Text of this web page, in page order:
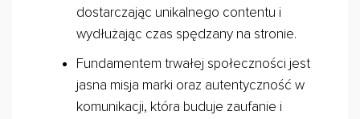
dostarczając unikalnego contentu i
wydłużając czas spędzany na stronie.
Fundamentem trwałej społeczności jest
jasna misja marki oraz autentyczność w
komunikacji, która buduje zaufanie i